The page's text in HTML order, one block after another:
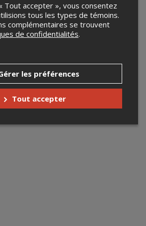
Tout accepter », vous consentez
tous les types de témoins.
complémentaires se trouvent
de confidentialités.
les préférences
Tout accepter